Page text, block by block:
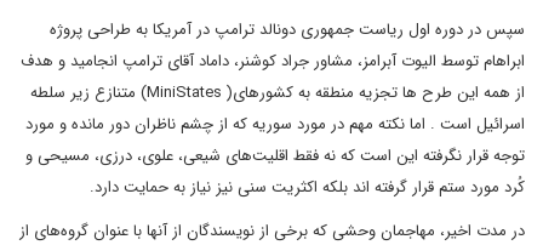
سپس در دوره اول ریاست جمهوری دونالد ترامپ در آمریکا به طراحی پروژه
ابراهام توسط الیوت آبرامز، مشاور جراد کوشنر، داماد آقای ترامپ انجامید و هدف
از همه این طرح ها تجزیه منطقه به کشورهای( Mini‌States) متنازع زیر سلطه
اسرائیل است . اما نکته مهم در مورد سوریه که از چشم ناظران دور مانده و مورد
توجه قرار نگرفته این است که نه فقط اقلیت‌های شیعی، علوی، درزی، مسیحی و
کُرد مورد ستم قرار گرفته اند بلکه اکثریت سنی نیز نیاز به حمایت دارد.
در مدت اخیر، مهاجمان وحشی که برخی از نویسندگان از آنها با عنوان گروه‌های از